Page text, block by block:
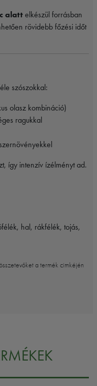
alatt elkészül forrásban
rövidebb főzési időt
szószokkal:
olasz kombináció)
ragukkal
így intenzív ízélményt ad.
hal, rákfélék, tojás,
a termék cimkéjén